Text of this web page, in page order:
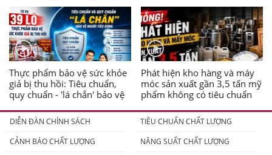
Thực phẩm bảo vệ sức khỏe
giả bị thu hồi: Tiêu chuẩn,
quy chuẩn - 'lá chắn' bảo vệ
Phát hiện kho hàng và máy
móc sản xuất gần 3,5 tấn mỹ
phẩm không có tiêu chuẩn
DIỄN ĐÀN CHÍNH SÁCH
TIÊU CHUẨN CHẤT LƯỢNG
CẢNH BÁO CHẤT LƯỢNG
NĂNG SUẤT CHẤT LƯỢNG